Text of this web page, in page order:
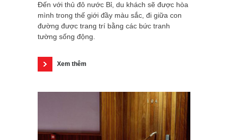
Đến với thủ đô nước Bỉ, du khách sẽ được hòa
mình trong thế giới đầy màu sắc, đi giữa con
đường được trang trí bằng các bức tranh
tường sống động.
Xem thêm